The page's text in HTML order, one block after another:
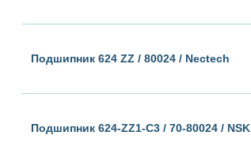
Подшипник 624 ZZ / 80024 / Nectech
Подшипник 624-ZZ1-C3 / 70-80024 / NSK